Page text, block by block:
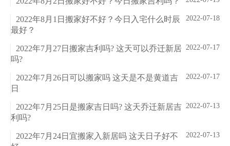
2022-07-18
2022年8月1日搬家好不好？今日入宅什么时辰
最好？
2022-07-17
2022年7月27日搬家吉利吗? 这天可以乔迁新居
吗?
2022-07-17
2022年7月26日可以搬家吗 这天是不是黄道吉
日
2022-07-13
2022年7月25日是搬家吉日吗? 这天乔迁新居吉
利吗?
2022-07-13
2022年7月24日宜搬家入新居吗 这天日子好不